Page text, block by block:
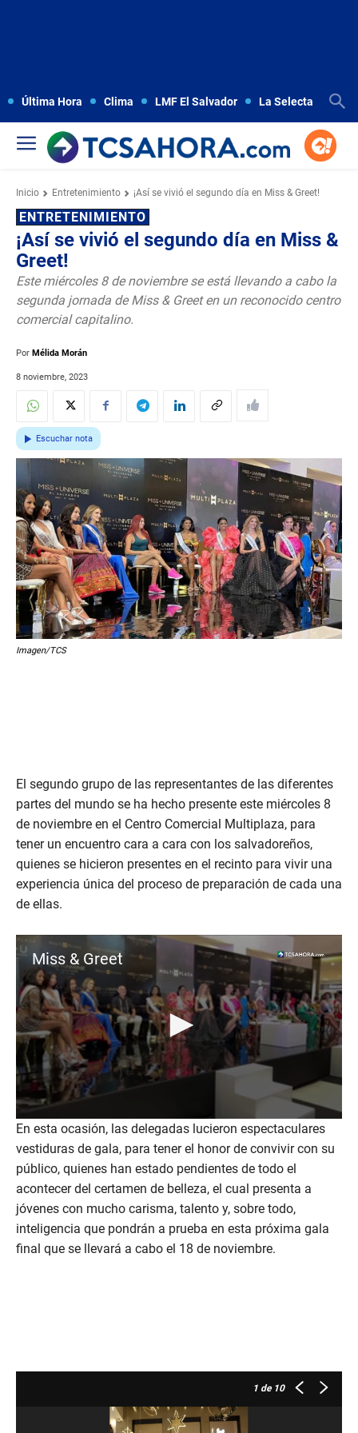
Última Hora Clima LMF El Salvador La Selecta
Inicio Entretenimiento ¡Así se vivió el segundo día en Miss & Greet!
ENTRETENIMIENTO
¡Así se vivió el segundo día en Miss &
Greet!
Este miércoles 8 de noviembre se está llevando a cabo la
segunda jornada de Miss & Greet en un reconocido centro
comercial capitalino.
Por Mélida Morán
8 noviembre, 2023
Escuchar nota
Imagen/TCS
El segundo grupo de las representantes de las diferentes
partes del mundo se ha hecho presente este miércoles 8
de noviembre en el Centro Comercial Multiplaza, para
tener un encuentro cara a cara con los salvadoreños,
quienes se hicieron presentes en el recinto para vivir una
experiencia única del proceso de preparación de cada una
de ellas.
Miss & Greet
0
s
e
o
n
d
s
o
2
En esta ocasión, las delegadas lucieron espectaculares
vestiduras de gala, para tener el honor de convivir con su
público, quienes han estado pendientes de todo el
acontecer del certamen de belleza, el cual presenta a
jóvenes con mucho carisma, talento y, sobre todo,
inteligencia que pondrán a prueba en esta próxima gala
final que se llevará a cabo el 18 de noviembre.
1 de 10